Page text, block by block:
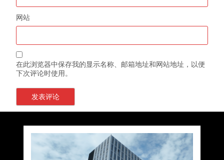
网站
在此浏览器中保存我的显示名称、邮箱地址和网站地址，以便
下次评论时使用。